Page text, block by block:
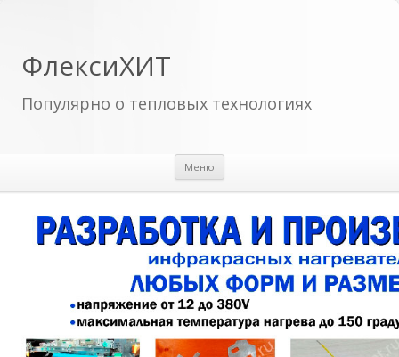
ФлексиХИТ
Популярно о тепловых технологиях
Меню